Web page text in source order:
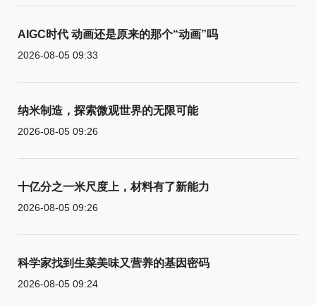
AIGC时代 动画还是原来的那个“动画”吗
2026-08-05 09:33
纳米制造，探索微观世界的无限可能
2026-08-05 09:26
十亿分之一米尺度上，材料有了新能力
2026-08-05 09:26
科学家找到生菜美味又营养的基因密码
2026-08-05 09:24